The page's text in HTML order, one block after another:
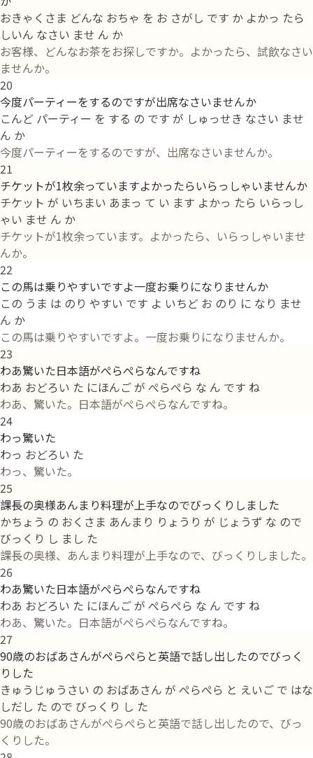
おきゃくさま どんな おちゃ を お さがし です か よかっ たら
しいん なさい ませ ん か
お客様、どんなお茶をお探しですか。よかったら、試飲なさい
ませんか。
20
今度パーティーをするのですが出席なさいませんか
こんど パーティー を する の です が しゅっせき なさい ませ
ん か
今度パーティーをするのですが、出席なさいませんか。
21
チケットが1枚余っていますよかったらいらっしゃいませんか
チケット が いちまい あまっ て い ます よかっ たら いらっし
ゃい ませ ん か
チケットが1枚余っています。よかったら、いらっしゃいませ
んか。
22
この馬は乗りやすいですよ一度お乗りになりませんか
この うま は のり やすい です よ いちど お のり に なり ませ
ん か
この馬は乗りやすいですよ。一度お乗りになりませんか。
23
わあ驚いた日本語がぺらぺらなんですね
わあ おどろい た にほんご が ぺらぺら な ん です ね
わあ、驚いた。日本語がぺらぺらなんですね。
24
わっ驚いた
わっ おどろい た
わっ、驚いた。
25
課長の奥様あんまり料理が上手なのでびっくりしました
かちょう の おくさま あんまり りょうり が じょうず な ので
びっくり し まし た
課長の奥様、あんまり料理が上手なので、びっくりしました。
26
わあ驚いた日本語がぺらぺらなんですね
わあ おどろい た にほんご が ぺらぺら な ん です ね
わあ、驚いた。日本語がぺらぺらなんですね。
27
90歳のおばあさんがぺらぺらと英語で話し出したのでびっく
りした
きゅうじゅうさい の おばあさん が ぺらぺら と えいご で はな
しだし た ので びっくり し た
90歳のおばあさんがぺらぺらと英語で話し出したので、びっ
くりした。